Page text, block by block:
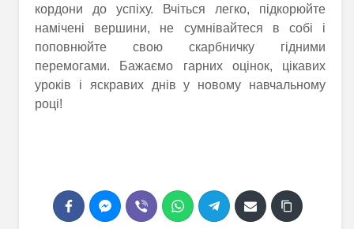
кордони до успіху. Вчіться легко, підкорюйте
намічені вершини, не сумнівайтеся в собі і
поповнюйте свою скарбничку гідними
перемогами. Бажаємо гарних оцінок, цікавих
уроків і яскравих днів у новому навчальному
році!